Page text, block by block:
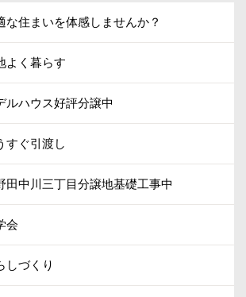
な住まいを体感しませんか？
よく暮らす
ルハウス好評分譲中
すぐ引渡し
田中川三丁目分譲地基礎工事中
会
しづくり